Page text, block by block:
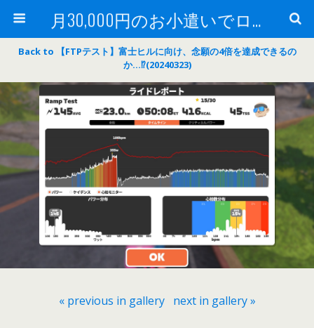
月30,000円のお小遣いでロードバイク
Back to 【FTPテスト】富士ヒルに向け、念願の4倍を達成できるの
か…⁉(20240323)
« previous in gallery next in gallery »